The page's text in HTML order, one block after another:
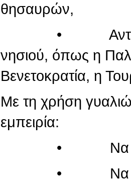
θησαυρών,
•
νησιού, όπως η
Βενετοκρατία, η
Με τη χρήση
εμπειρία:
• Να
• Να